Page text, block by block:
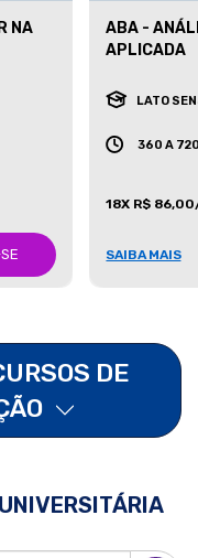
NA
ABA -
APLICADA
LATO
360 A
18X R$
SAIBA MAIS
DE